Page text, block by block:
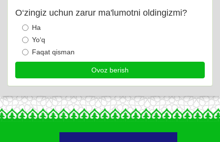
O‘zingiz uchun zarur ma'lumotni oldingizmi?
Ha
Yo‘q
Faqat qisman